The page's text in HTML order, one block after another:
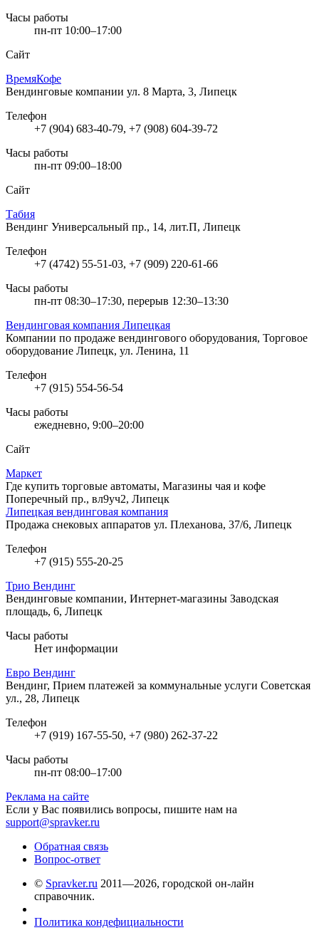
Часы работы
пн-пт 10:00–17:00
Сайт
ВремяКофе
Вендинговые компании ул. 8 Марта, 3, Липецк
Телефон
+7 (904) 683-40-79, +7 (908) 604-39-72
Часы работы
пн-пт 09:00–18:00
Сайт
Табия
Вендинг Универсальный пр., 14, лит.П, Липецк
Телефон
+7 (4742) 55-51-03, +7 (909) 220-61-66
Часы работы
пн-пт 08:30–17:30, перерыв 12:30–13:30
Вендинговая компания Липецкая
Компании по продаже вендингового оборудования, Торговое
оборудование Липецк, ул. Ленина, 11
Телефон
+7 (915) 554-56-54
Часы работы
ежедневно, 9:00–20:00
Сайт
Маркет
Где купить торговые автоматы, Магазины чая и кофе
Поперечный пр., вл9уч2, Липецк
Липецкая вендинговая компания
Продажа снековых аппаратов ул. Плеханова, 37/6, Липецк
Телефон
+7 (915) 555-20-25
Трио Вендинг
Вендинговые компании, Интернет-магазины Заводская
площадь, 6, Липецк
Часы работы
Нет информации
Евро Вендинг
Вендинг, Прием платежей за коммунальные услуги Советская
ул., 28, Липецк
Телефон
+7 (919) 167-55-50, +7 (980) 262-37-22
Часы работы
пн-пт 08:00–17:00
Реклама на сайте
Если у Вас появились вопросы, пишите нам на
support@spravker.ru
Обратная связь
Вопрос-ответ
© Spravker.ru 2011—2026, городской он-лайн
справочник.
Политика кондефициальности